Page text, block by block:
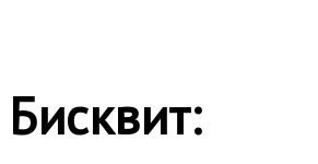
Бисквит: